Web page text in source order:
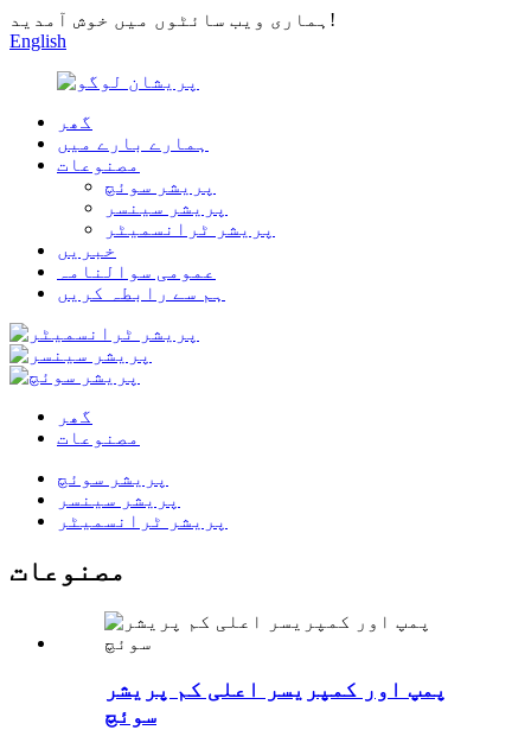
ہماری ویب سائٹوں میں خوش آمدید!
English
گھر
ہمارے بارے میں
مصنوعات
پریشر سوئچ
پریشر سینسر
پریشر ٹرانسمیٹر
خبریں
عمومی سوالنامہ
ہم سے رابطہ کریں
گھر
مصنوعات
پریشر سوئچ
پریشر سینسر
پریشر ٹرانسمیٹر
مصنوعات
پمپ اور کمپریسر اعلی کم پریشر
سوئچ